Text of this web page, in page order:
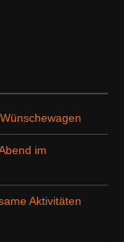
im
Aktivitäten